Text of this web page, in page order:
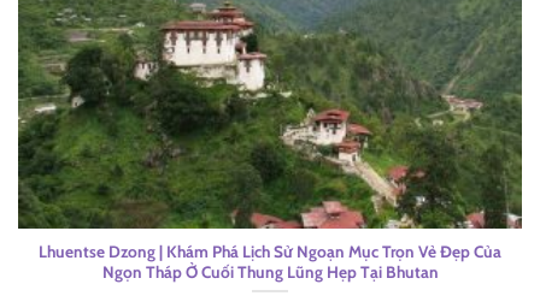
Lhuentse Dzong | Khám Phá Lịch Sử Ngoạn Mục Trọn Vẻ Đẹp Của
Ngọn Tháp Ở Cuối Thung Lũng Hẹp Tại Bhutan